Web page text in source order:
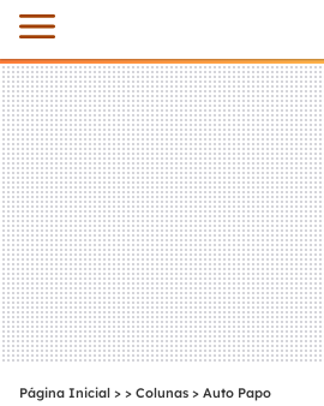
Página Inicial > Colunas > Auto Papo